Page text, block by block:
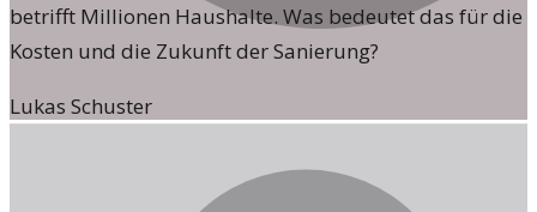
betrifft Millionen Haushalte. Was bedeutet das für die
Kosten und die Zukunft der Sanierung?
Lukas Schuster